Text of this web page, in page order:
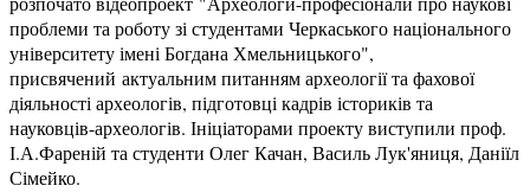
проблеми та роботу зі студентами Черкаського національного
університету імені Богдана Хмельницького",
присвячений актуальним питанням археології та фахової
діяльності археологів, підготовці кадрів істориків та
науковців-археологів. Ініціаторами проекту виступили проф.
І.А.Фареній та студенти Олег Качан, Василь Лук'яниця, Даніїл
Сімейко.